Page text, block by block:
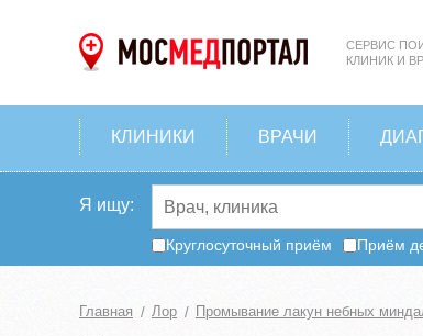
СЕРВИС
КЛИНИК И
КЛИНИКИ ВРАЧИ
Я ищу:
Круглосуточный приём Приём
Главная Лор Промывание лакун небных